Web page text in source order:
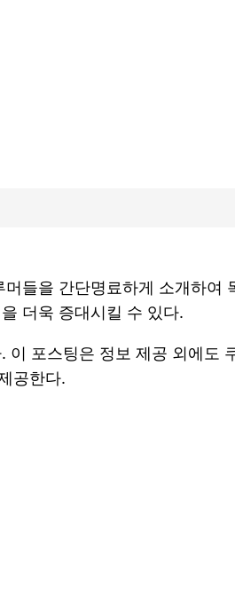
들을 간단명료하게 소개하여
더욱 증대시킬 수 있다.
포스팅은 정보 제공 외에도
공한다.